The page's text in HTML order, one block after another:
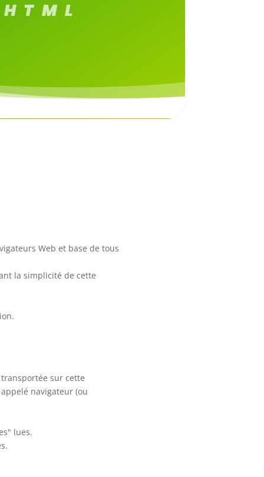
Web et base de tous
la simplicité de cette
sur cette
navigateur (ou
lues.